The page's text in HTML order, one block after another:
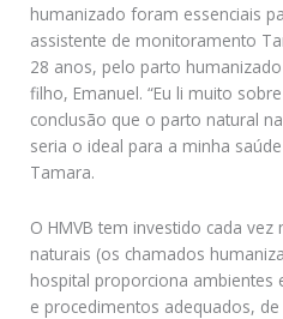
humanizado foram essenciais
assistente de monitoramento
28 anos, pelo parto
filho, Emanuel. “Eu li muito
conclusão que o parto natural
seria o ideal para a minha
Tamara.
O HMVB tem investido cada
naturais (os chamados
hospital proporciona ambientes
e procedimentos adequados,